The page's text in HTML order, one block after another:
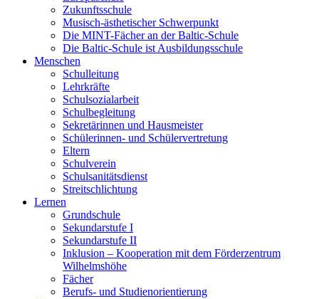
Zukunftsschule
Musisch-ästhetischer Schwerpunkt
Die MINT-Fächer an der Baltic-Schule
Die Baltic-Schule ist Ausbildungsschule
Menschen
Schulleitung
Lehrkräfte
Schulsozialarbeit
Schulbegleitung
Sekretärinnen und Hausmeister
Schülerinnen- und Schülervertretung
Eltern
Schulverein
Schulsanitätsdienst
Streitschlichtung
Lernen
Grundschule
Sekundarstufe I
Sekundarstufe II
Inklusion – Kooperation mit dem Förderzentrum
Wilhelmshöhe
Fächer
Berufs- und Studienorientierung